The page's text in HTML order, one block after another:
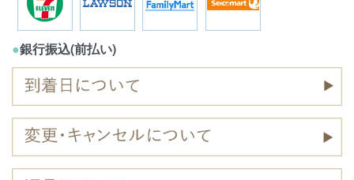
●銀行振込(前払い)